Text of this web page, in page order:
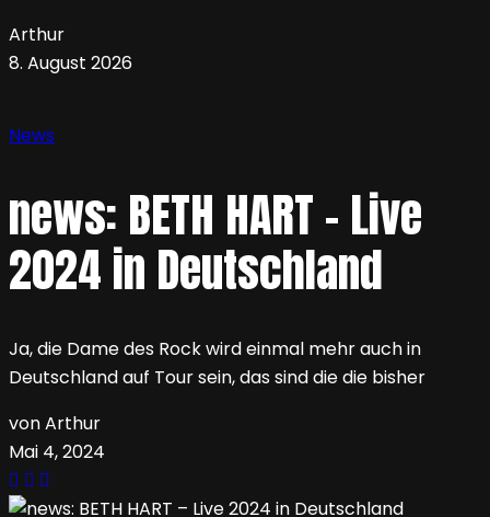
Arthur
8. August 2026
News
news: BETH HART – Live
2024 in Deutschland
Ja, die Dame des Rock wird einmal mehr auch in
Deutschland auf Tour sein, das sind die die bisher
von Arthur
Mai 4, 2024